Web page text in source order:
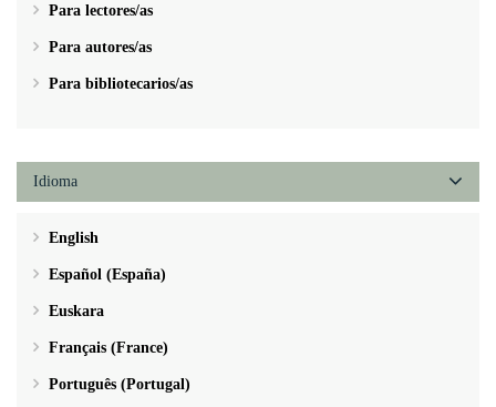
Para lectores/as
Para autores/as
Para bibliotecarios/as
Idioma
English
Español (España)
Euskara
Français (France)
Português (Portugal)